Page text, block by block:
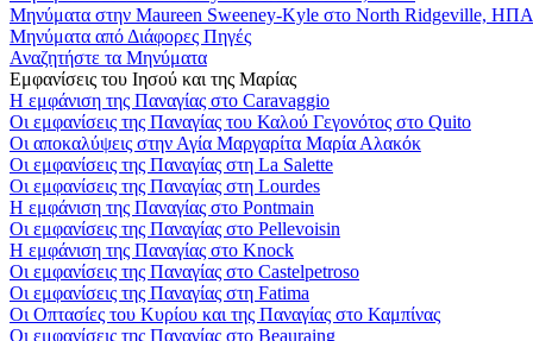
Μηνύματα στην Maureen Sweeney-Kyle στο North Ridgeville, ΗΠΑ
Μηνύματα από Διάφορες Πηγές
Αναζητήστε τα Μηνύματα
Εμφανίσεις του Ιησού και της Μαρίας
Η εμφάνιση της Παναγίας στο Caravaggio
Οι εμφανίσεις της Παναγίας του Καλού Γεγονότος στο Quito
Οι αποκαλύψεις στην Αγία Μαργαρίτα Μαρία Αλακόκ
Οι εμφανίσεις της Παναγίας στη La Salette
Οι εμφανίσεις της Παναγίας στη Lourdes
Η εμφάνιση της Παναγίας στο Pontmain
Οι εμφανίσεις της Παναγίας στο Pellevoisin
Η εμφάνιση της Παναγίας στο Knock
Οι εμφανίσεις της Παναγίας στο Castelpetroso
Οι εμφανίσεις της Παναγίας στη Fatima
Οι Οπτασίες του Κυρίου και της Παναγίας στο Καμπίνας
Οι εμφανίσεις της Παναγίας στο Beauraing